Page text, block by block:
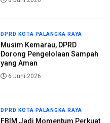
DPRD KOTA PALANGKA RAYA
Musim Kemarau, DPRD
Dorong Pengelolaan Sampah
yang Aman
6 Juni 2026
DPRD KOTA PALANGKA RAYA
FBIM Jadi Momentum Perkuat